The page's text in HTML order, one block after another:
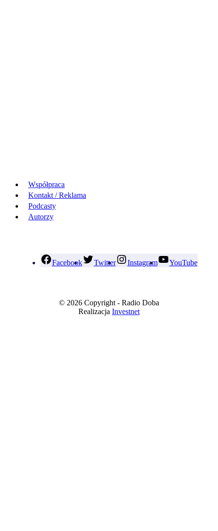
Współpraca
Kontakt / Reklama
Podcasty
Autorzy
Facebook Twitter Instagram YouTube
© 2026 Copyright - Radio Doba
Realizacja Investnet